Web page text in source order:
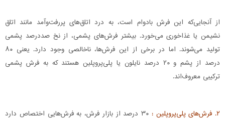
از آنجایی‌که این فرش بادوام است، به درد اتاق‌های پررفت‌وآمد مانند اتاق
نشیمن یا غذاخوری می‌خورد. بیشتر فرش‌های پشمی، از نخ صددرصد پشمی
تولید می‌شوند. اما در برخی از این فرش‌ها، ناخالصی وجود دارد. یعنی ۸۰
درصد از پشم و ۲۰ درصد نایلون یا پلی‌پروپلین هستند که به فرش پشمی
ترکیبی معروف‌اند.
۲. فرش‌های پلی‌پروپلین :
۳۰ درصد از بازار فرش، به فرش‌هایی اختصاص دارد